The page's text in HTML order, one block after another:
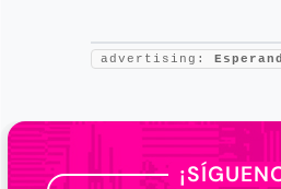
advertising: